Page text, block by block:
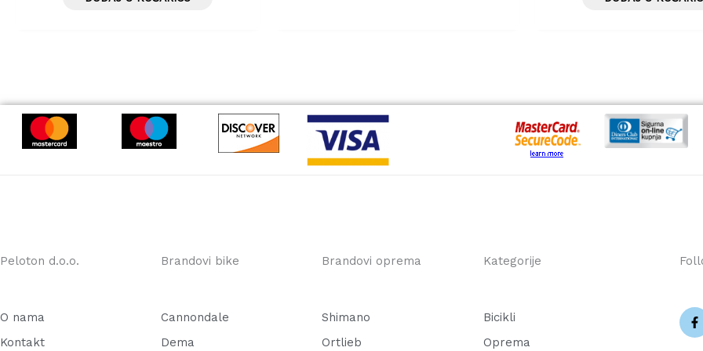
Peloton d.o.o.
O nama
Kontakt
Brandovi bike
Cannondale
Dema
Brandovi oprema
Shimano
Ortlieb
Kategorije
Bicikli
Oprema
c
e
b